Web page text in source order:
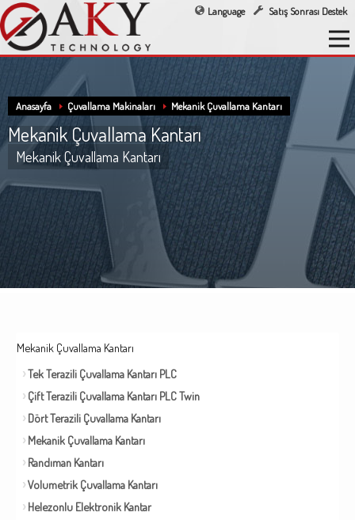
Language Satış Sonrası Destek
Anasayfa Çuvallama Makinaları Mekanik Çuvallama Kantarı
Mekanik Çuvallama Kantarı
Mekanik Çuvallama Kantarı
Mekanik Çuvallama Kantarı
Tek Terazili Çuvallama Kantarı PLC
Çift Terazili Çuvallama Kantarı PLC Twin
Dört Terazili Çuvallama Kantarı
Mekanik Çuvallama Kantarı
Randıman Kantarı
Volumetrik Çuvallama Kantarı
Helezonlu Elektronik Kantar